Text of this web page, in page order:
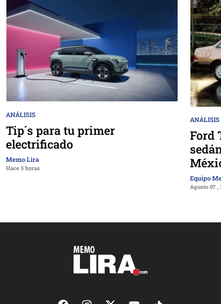
ANÁLISIS
Tip´s para tu primer
electrificado
Memo Lira
Hace 5 horas
ANÁLISIS
Ford
Equipo
Agosto 07 ,